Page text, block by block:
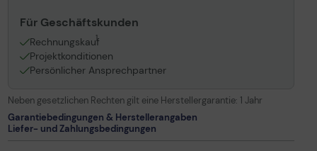
Für Geschäftskunden
Rechnungskauf
1
Projektkonditionen
Persönlicher Ansprechpartner
Neben gesetzlichen Rechten gilt eine Herstellergarantie: 1 Jahr
Garantiebedingungen & Herstellerangaben
Liefer- und Zahlungsbedingungen